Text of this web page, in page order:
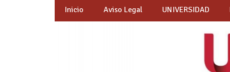
Inicio Aviso Legal UNIVERSIDAD